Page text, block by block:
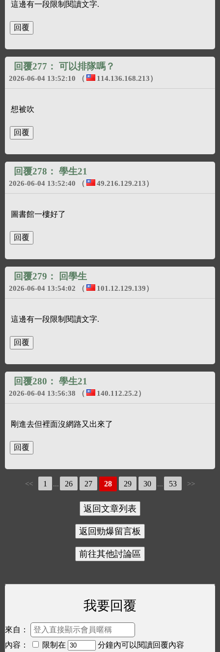
這邊有一段限制閱讀文字.
回覆277： 可以排隊嗎？
2026-06-04 13:52:10 （ 114.136.168.213）
想被吹
回覆278： 學生21
2026-06-04 13:52:40 （ 49.216.129.213）
圖書館一樓好了
回覆279： 回學生
2026-06-04 13:54:02 （ 101.12.129.139）
這邊有一段限制閱讀文字.
回覆280： 學生21
2026-06-04 13:56:38 （ 140.112.25.2）
剛進去但裡面沒網路又出來了
<< 1 ... 26 27 28 29 30 ... 53 >>
我要回覆
來自：
內容：
限制在 分鐘內可以閱讀回覆內容